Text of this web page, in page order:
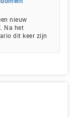
nieuw
Na het
dit keer zijn